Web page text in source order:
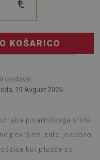
€
KOŠARICO
dostave:
19 Avgust 2026
pisarniškega stola
površine, zato je dobro
kot plošče so